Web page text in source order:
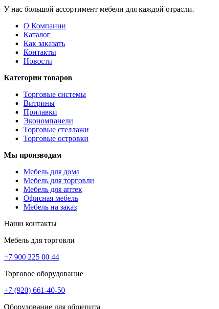
У нас большой ассортимент мебели для каждой отрасли.
О Компании
Каталог
Как заказать
Контакты
Новости
Категории товаров
Торговые системы
Витрины
Прилавки
Экономпанели
Торговые стеллажи
Торговые островки
Мы производим
Мебель для дома
Мебель для торговли
Мебель для аптек
Офисная мебель
Мебель на заказ
Наши контакты
Мебель для торговли
+7 900 225 00 44
Торговое оборудование
+7 (920) 661-40-50
Оборудование для общепита